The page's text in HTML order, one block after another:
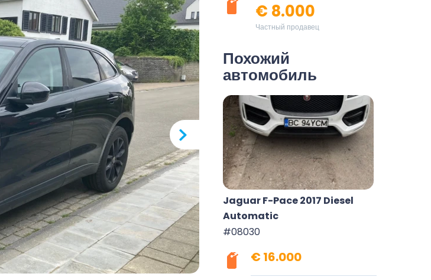
€ 8.000
Частный продавец
Похожий
автомобиль
Jaguar F-Pace 2017 Diesel
Automatic
#08030
€ 16.000